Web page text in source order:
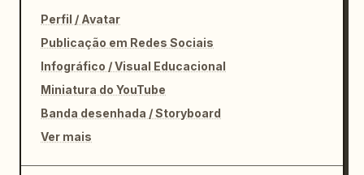
Perfil / Avatar
Publicação em Redes Sociais
Infográfico / Visual Educacional
Miniatura do YouTube
Banda desenhada / Storyboard
Ver mais